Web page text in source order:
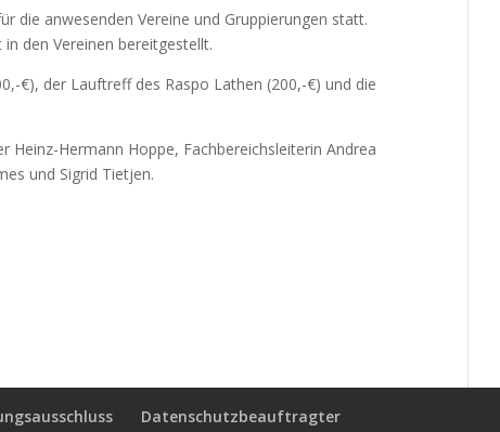
die anwesenden Vereine und Gruppierungen statt.
den Vereinen bereitgestellt.
€), der Lauftreff des Raspo Lathen (200,-€) und die
Hermann Hoppe, Fachbereichsleiterin Andrea
und Sigrid Tietjen.
Datenschutzbeauftragter